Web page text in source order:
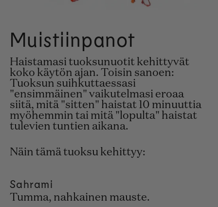
Muistiinpanot
Haistamasi tuoksunuotit kehittyvät
koko käytön ajan. Toisin sanoen:
Tuoksun suihkuttaessasi
"ensimmäinen" vaikutelmasi eroaa
siitä, mitä "sitten" haistat 10 minuuttia
myöhemmin tai mitä "lopulta" haistat
tulevien tuntien aikana.
Näin tämä tuoksu kehittyy:
Sahrami
Tumma, nahkainen mauste.